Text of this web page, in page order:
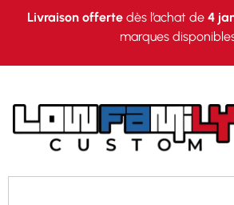
Livraison offertedès l’achat de 4
marques